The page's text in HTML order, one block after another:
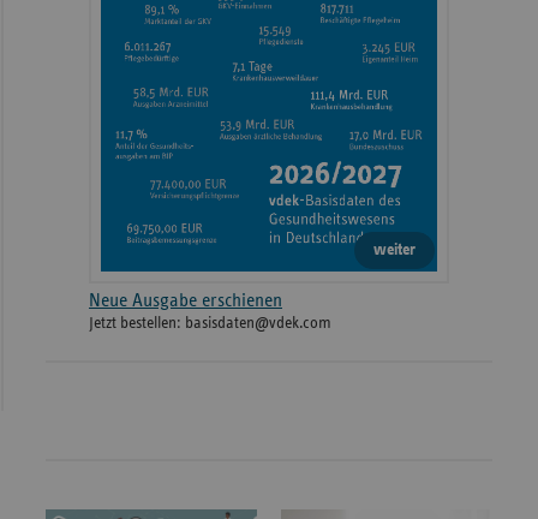
weiter
Neue Ausgabe erschienen
Jetzt bestellen: basisdaten@vdek.com